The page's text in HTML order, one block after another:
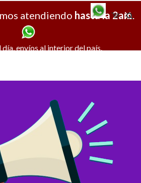
X
atendiendo hasta la 2am.
día, envíos al interior del país.